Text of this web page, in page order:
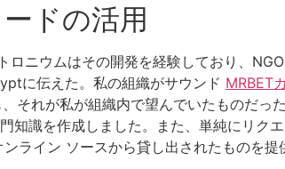
ドの活用
ニウムはその開発を経験しており、
に伝えた。私の組織がサウンド MRBET
それが私が組織内で望んでいたものだっ
知識を作成しました。また、単純にリク
ライン ソースから貸し出されたものを